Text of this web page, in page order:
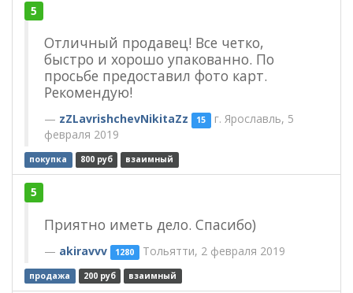
5
Отличный продавец! Все четко,
быстро и хорошо упакованно. По
просьбе предоставил фото карт.
Рекомендую!
zZLavrishchevNikitaZz 15 г. Ярославль, 5
февраля 2019
покупка 800 руб взаимный
5
Приятно иметь дело. Спасибо)
akiravvv 1280 Тольятти, 2 февраля 2019
продажа 200 руб взаимный